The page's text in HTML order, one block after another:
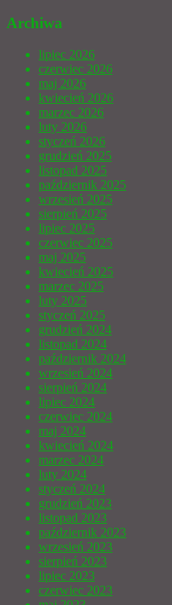
Archiwa
lipiec 2026
czerwiec 2026
maj 2026
kwiecień 2026
marzec 2026
luty 2026
styczeń 2026
grudzień 2025
listopad 2025
październik 2025
wrzesień 2025
sierpień 2025
lipiec 2025
czerwiec 2025
maj 2025
kwiecień 2025
marzec 2025
luty 2025
styczeń 2025
grudzień 2024
listopad 2024
październik 2024
wrzesień 2024
sierpień 2024
lipiec 2024
czerwiec 2024
maj 2024
kwiecień 2024
marzec 2024
luty 2024
styczeń 2024
grudzień 2023
listopad 2023
październik 2023
wrzesień 2023
sierpień 2023
lipiec 2023
czerwiec 2023